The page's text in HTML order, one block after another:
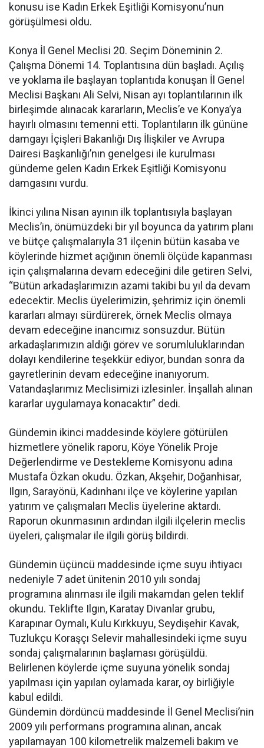
konusu ise Kadın Erkek Eşitliği Komisyonu’nun
görüşülmesi oldu.
Konya İl Genel Meclisi 20. Seçim Döneminin 2.
Çalışma Dönemi 14. Toplantısına dün başladı. Açılış
ve yoklama ile başlayan toplantıda konuşan İl Genel
Meclisi Başkanı Ali Selvi, Nisan ayı toplantılarının ilk
birleşimde alınacak kararların, Meclis’e ve Konya’ya
hayırlı olmasını temenni etti. Toplantıların ilk gününe
damgayı İçişleri Bakanlığı Dış İlişkiler ve Avrupa
Dairesi Başkanlığı’nın genelgesi ile kurulması
gündeme gelen Kadın Erkek Eşitliği Komisyonu
damgasını vurdu.
İkinci yılına Nisan ayının ilk toplantısıyla başlayan
Meclis’in, önümüzdeki bir yıl boyunca da yatırım planı
ve bütçe çalışmalarıyla 31 ilçenin bütün kasaba ve
köylerinde hizmet açığının önemli ölçüde kapanması
için çalışmalarına devam edeceğini dile getiren Selvi,
“Bütün arkadaşlarımızın azami takibi bu yıl da devam
edecektir. Meclis üyelerimizin, şehrimiz için önemli
kararları almayı sürdürerek, örnek Meclis olmaya
devam edeceğine inancımız sonsuzdur. Bütün
arkadaşlarımızın aldığı görev ve sorumluluklarından
dolayı kendilerine teşekkür ediyor, bundan sonra da
gayretlerinin devam edeceğine inanıyorum.
Vatandaşlarımız Meclisimizi izlesinler. İnşallah alınan
kararlar uygulamaya konacaktır” dedi.
Gündemin ikinci maddesinde köylere götürülen
hizmetlere yönelik raporu, Köye Yönelik Proje
Değerlendirme ve Destekleme Komisyonu adına
Mustafa Özkan okudu. Özkan, Akşehir, Doğanhisar,
Ilgın, Sarayönü, Kadınhanı ilçe ve köylerine yapılan
yatırım ve çalışmaları Meclis üyelerine aktardı.
Raporun okunmasının ardından ilgili ilçelerin meclis
üyeleri, çalışmalar ile ilgili görüş bildirdi.
Gündemin üçüncü maddesinde içme suyu ihtiyacı
nedeniyle 7 adet ünitenin 2010 yılı sondaj
programına alınması ile ilgili makamdan gelen teklif
okundu. Teklifte Ilgın, Karatay Divanlar grubu,
Karapınar Oymalı, Kulu Kırkkuyu, Seydişehir Kavak,
Tuzlukçu Koraşçı Selevir mahallesindeki içme suyu
sondaj çalışmalarının başlaması görüşüldü.
Belirlenen köylerde içme suyuna yönelik sondaj
yapılması için yapılan oylamada karar, oy birliğiyle
kabul edildi.
Gündemin dördüncü maddesinde İl Genel Meclisi’nin
2009 yılı performans programına alınan, ancak
yapılamayan 100 kilometrelik malzemeli bakım ve